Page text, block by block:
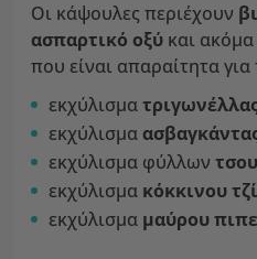
Οι κάψουλες περιέχουν
ασπαρτικό οξύ και ακόμα
που είναι απαραίτητα
εκχύλισμα
εκχύλισμα
εκχύλισμα φύλλων
εκχύλισμα κόκκινου
εκχύλισμα μαύρου